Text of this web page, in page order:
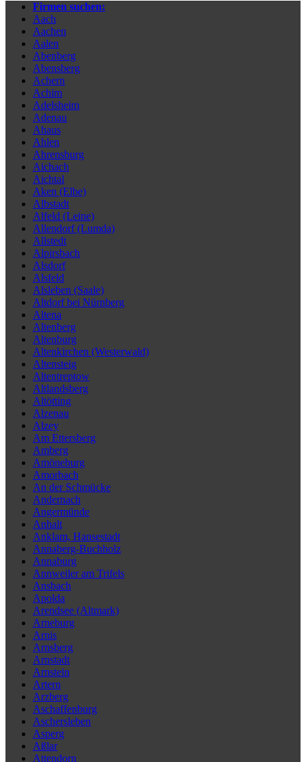
Firmen suchen:
Aach
Aachen
Aalen
Abenberg
Abensberg
Achern
Achim
Adelsheim
Adenau
Ahaus
Ahlen
Ahrensburg
Aichach
Aichtal
Aken (Elbe)
Albstadt
Alfeld (Leine)
Allendorf (Lumda)
Allstedt
Alpirsbach
Alsdorf
Alsfeld
Alsleben (Saale)
Altdorf bei Nürnberg
Altena
Altenberg
Altenburg
Altenkirchen (Westerwald)
Altensteig
Altentreptow
Altlandsberg
Altötting
Alzenau
Alzey
Am Ettersberg
Amberg
Amöneburg
Amorbach
An der Schmücke
Andernach
Angermünde
Anhalt
Anklam, Hansestadt
Annaberg-Buchholz
Annaburg
Annweiler am Trifels
Ansbach
Apolda
Arendsee (Altmark)
Arneburg
Arnis
Arnsberg
Arnstadt
Arnstein
Artern
Arzberg
Aschaffenburg
Aschersleben
Asperg
Aßlar
Attendorn